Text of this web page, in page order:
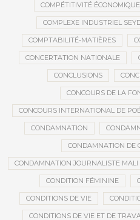
COMPÉTITIVITÉ ÉCONOMIQUE
COMPLEXE INDUSTRIEL
COMPTABILITÉ-MATIÈRES
CONCERTATION NATIONALE
CONCLUSIONS
CONCOURS DE LA
CONCOURS INTERNATIONAL DE
CONDAMNATION
CONDAMNATION DE
CONDAMNATION JOURNALISTE MALI
CONDITION FÉMININE
CONDITIONS DE VIE
CONDITIONS DE VIE ET DE